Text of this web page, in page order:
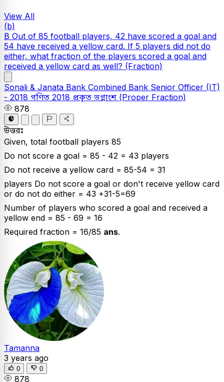
View All
(b)
B Out of 85 football players, 42 have scored a goal and
54 have received a yellow card. If 5 players did not do
either, what fraction of the players scored a goal and
received a yellow card as well? (Fraction)
Sonali & Janata Bank Combined Bank Senior Officer (IT)
- 2018 গণিত 2018 প্রকৃত ভগ্নাংশ (Proper Fraction)
878
উত্তরঃ
Given, total football players 85
Do not score a goal = 85 - 42 = 43 players
Do not receive a yellow card = 85-54 = 31
players Do not score a goal or don't receive yellow card
or do not do either = 43 +31-5=69
Number of players who scored a goal and received a
yellow end = 85 - 69 = 16
Required fraction = 16/85 ans.
Tamanna
3 years ago
0 0
878